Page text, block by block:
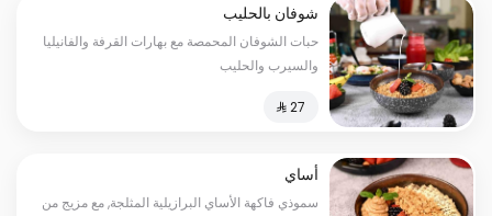
شوفان بالحليب
حبات الشوفان المحمصة مع بهارات القرفة والفانيليا
والسيرب والحليب
أساي
سموذي فاكهة الأساي البرازيلية المثلجة, مع مزيج من